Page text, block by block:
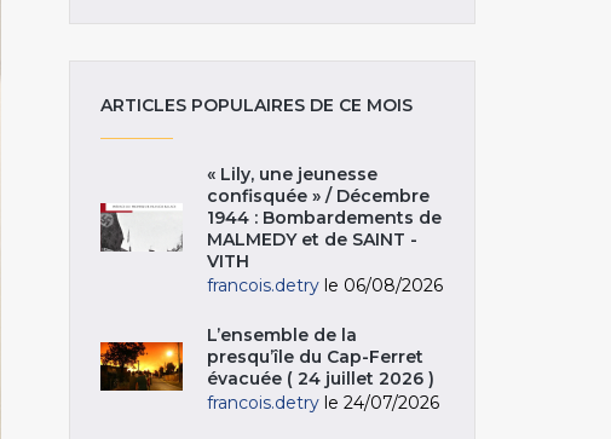
ARTICLES POPULAIRES DE CE MOIS
« Lily, une jeunesse
confisquée » / Décembre
1944 : Bombardements de
MALMEDY et de SAINT -
VITH
francois.detry le 06/08/2026
L’ensemble de la
presqu’île du Cap-Ferret
évacuée ( 24 juillet 2026 )
francois.detry le 24/07/2026